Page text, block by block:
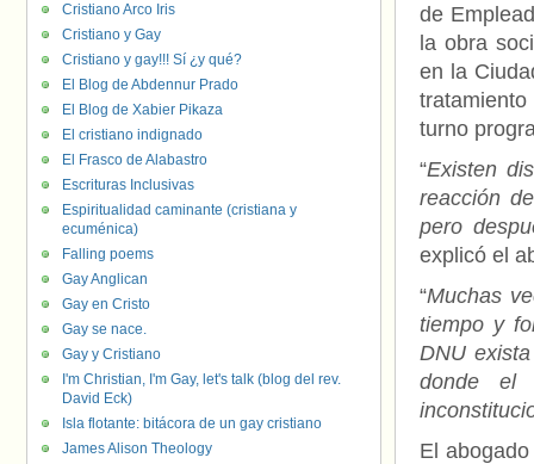
de
la obra
en la
turno
“Existen
reacción
pero
explicó el
“Muchas
tiempo y
DNU
donde el
El
Cristiano Arco Iris
Cristiano y Gay
Cristiano y gay!!! Sí ¿y qué?
El Blog de Abdennur Prado
El Blog de Xabier Pikaza
El cristiano indignado
El Frasco de Alabastro
Escrituras Inclusivas
Espiritualidad caminante (cristiana y
ecuménica)
Falling poems
Gay Anglican
Gay en Cristo
Gay se nace.
Gay y Cristiano
I'm Christian, I'm Gay, let's talk (blog del rev.
David Eck)
Isla flotante: bitácora de un gay cristiano
James Alison Theology